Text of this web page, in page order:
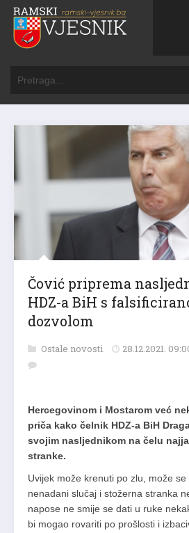
Čović priprema
HDZ-a BiH s
dozvolom
Ostale novosti 28.12.2021.
Hercegovinom i Mostarom već
priča kako čelnik HDZ-a BiH
svojim nasljednikom na čelu
stranke.
Uvijek može krenuti po zlu, može
nenadani slučaj i stožerna stranka
napose ne smije se dati u ruke
bi mogao rovariti po prošlosti i